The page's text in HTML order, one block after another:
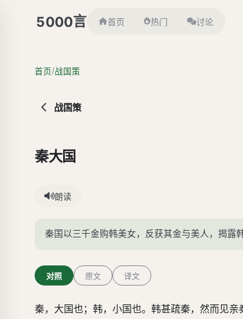
5000言 首页 热门 讨论
首页/战国策
战国策
秦大国
朗读
秦国以三千金购韩美女，反获其金与美人，揭露
对照 原文 译文
秦，大国也；韩，小国也。韩甚疏秦，然而见亲